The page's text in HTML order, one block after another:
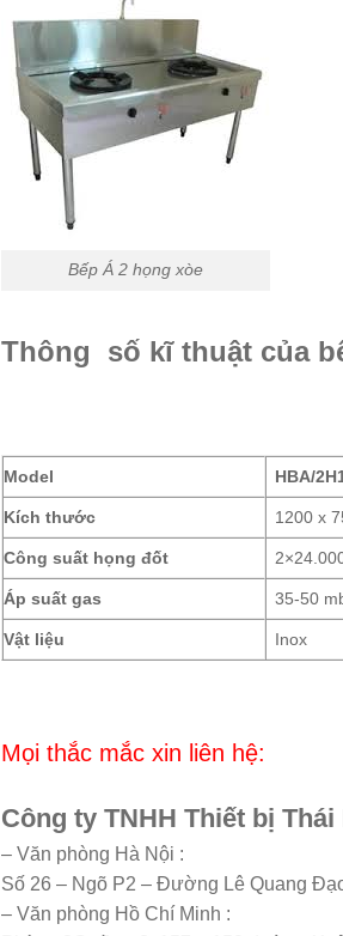
Bếp Á 2 họng xòe
Thông số kĩ thuật của
Model HBA/
Kích thước 1200 x
Công suất họng đốt
Áp suất gas 35-50
Vật liệu Inox
Mọi thắc mắc xin liên hệ:
Công ty TNHH Thiết bị Thái
– Văn phòng Hà Nội :
Số 26 – Ngõ P2 – Đường Lê Quang
– Văn phòng Hồ Chí Minh :